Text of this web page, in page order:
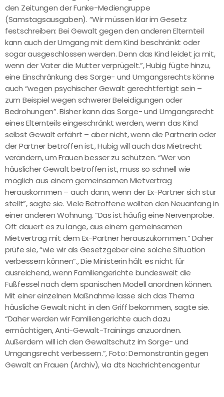
den Zeitungen der Funke-Mediengruppe
(Samstagsausgaben). “Wir müssen klar im Gesetz
festschreiben: Bei Gewalt gegen den anderen Elternteil
kann auch der Umgang mit dem Kind beschränkt oder
sogar ausgeschlossen werden. Denn das Kind leidet ja mit,
wenn der Vater die Mutter verprügelt.”, Hubig fügte hinzu,
eine Einschränkung des Sorge- und Umgangsrechts könne
auch “wegen psychischer Gewalt gerechtfertigt sein –
zum Beispiel wegen schwerer Beleidigungen oder
Bedrohungen”. Bisher kann das Sorge- und Umgangsrecht
eines Elternteils eingeschränkt werden, wenn das Kind
selbst Gewalt erfährt – aber nicht, wenn die Partnerin oder
der Partner betroffen ist., Hubig will auch das Mietrecht
verändern, um Frauen besser zu schützen. “Wer von
häuslicher Gewalt betroffen ist, muss so schnell wie
möglich aus einem gemeinsamen Mietvertrag
herauskommen – auch dann, wenn der Ex-Partner sich stur
stellt”, sagte sie. Viele Betroffene wollten den Neuanfang in
einer anderen Wohnung. “Das ist häufig eine Nervenprobe.
Oft dauert es zu lange, aus einem gemeinsamen
Mietvertrag mit dem Ex-Partner herauszukommen.” Daher
prüfe sie, “wie wir als Gesetzgeber eine solche Situation
verbessern können”., Die Ministerin hält es nicht für
ausreichend, wenn Familiengerichte bundesweit die
Fußfessel nach dem spanischen Modell anordnen können.
Mit einer einzelnen Maßnahme lasse sich das Thema
häusliche Gewalt nicht in den Griff bekommen, sagte sie.
“Daher werden wir Familiengerichte auch dazu
ermächtigen, Anti-Gewalt-Trainings anzuordnen.
Außerdem will ich den Gewaltschutz im Sorge- und
Umgangsrecht verbessern.”, Foto: Demonstrantin gegen
Gewalt an Frauen (Archiv), via dts Nachrichtenagentur